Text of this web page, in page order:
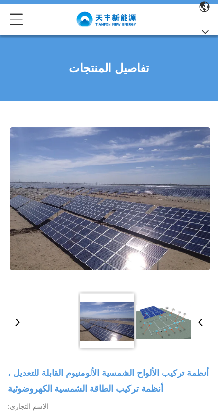
تفاصيل المنتجات
أنظمة تركيب الألواح الشمسية الألومنيوم القابلة للتعديل ،
أنظمة تركيب الطاقة الشمسية الكهروضوئية
الاسم التجاري: